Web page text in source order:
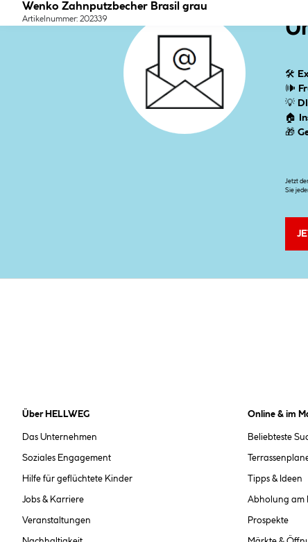
Wenko Zahnputzbecher Brasil grau
Artikelnummer: 202339
🛠
🕪
💡
🏠
🎁
Jetzt
Sie
Über HELLWEG
Das Unternehmen
Soziales Engagement
Hilfe für geflüchtete Kinder
Jobs & Karriere
Veranstaltungen
Online & im
Beliebteste
Tipps & Ideen
Abholung am
Prospekte